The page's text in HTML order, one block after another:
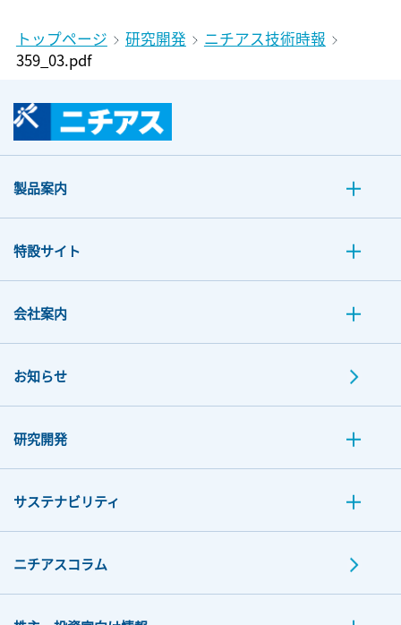
トップページ 研究開発
ニチアス技術時報
359_03.pdf
製品案内
特設サイト
会社案内
お知らせ
研究開発
サステナビリティ
ニチアスコラム